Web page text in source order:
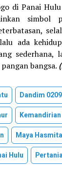
di Panai
simbol
ada
sederhana,
bangsa.
Dandim
Maya Hasmita
Hulu